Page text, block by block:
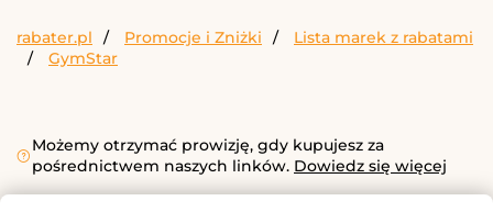
rabater.pl Promocje i Zniżki
Lista marek z rabatami
GymStar
Możemy otrzymać prowizję, gdy kupujesz za
pośrednictwem naszych linków. Dowiedz się więcej